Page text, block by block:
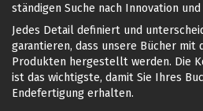
ständigen Suche nach Innovation
Jedes Detail definiert und
garantieren, dass unsere Bücher mit
Produkten hergestellt werden. Die
ist das wichtigste, damit Sie Ihres
Endefertigung erhalten.